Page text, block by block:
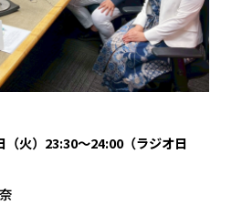
火）23:30〜24:00（ラジオ日